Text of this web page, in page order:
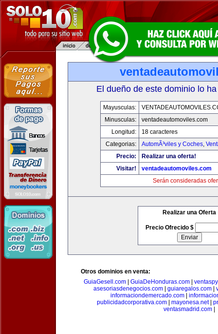
El dueño de este dominio lo
Mayusculas:
Minusculas:
ventadeautomoviles.com
Longitud:
18 caracteres
Categorias:
AutomÃ³viles y Coches,
Precio:
Realizar una oferta!
Visitar!
ventadeautomoviles.com
Serán consideradas
Realizar una Oferta
Precio Ofrecido $
Otros dominios en venta:
GuiaGesell.com| GuiaDeHonduras.com|
asesoriasdenegocios.com
guiaregalos.com
informaciondemercado.com|
publicidadcorporativa.com
mayonesa.net|
ventasmadrid.com